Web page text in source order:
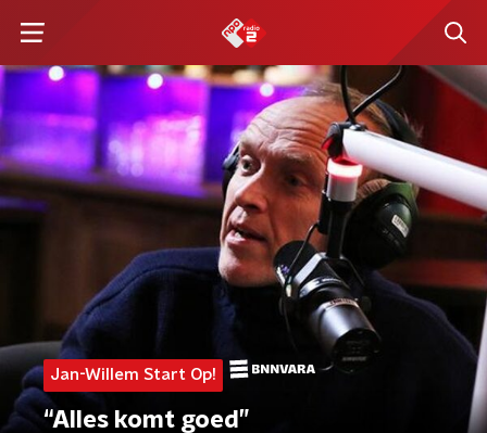
Jan-Willem Start Op!
“Alles komt goed”